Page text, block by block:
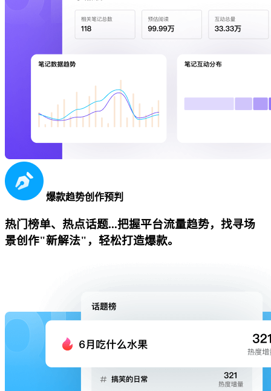
爆款趋势创作预判
热门榜单、热点话题...把握平台流量趋势，找寻场
景创作"新解法"，轻松打造爆款。